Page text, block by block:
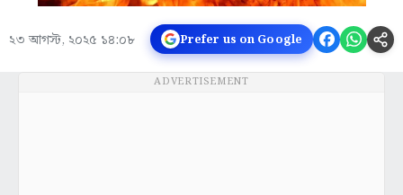
২৩ আগস্ট, ২০২৫ ১৪:০৮ Prefer us on Google
ADVERTISEMENT